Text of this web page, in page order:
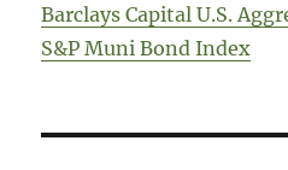
Barclays Capital U.S.
S&P Muni Bond Index